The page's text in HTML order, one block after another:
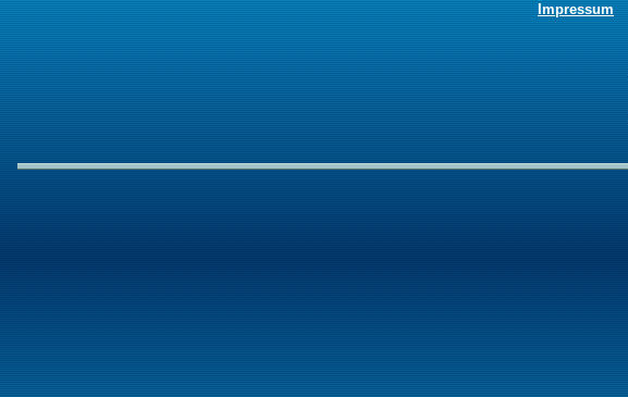
Impressum